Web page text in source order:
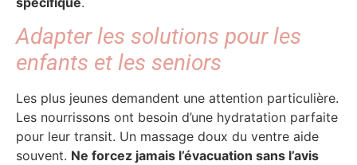
Adapter les solutions pour les
enfants et les seniors
Les plus jeunes demandent une attention particulière.
Les nourrissons ont besoin d’une hydratation parfaite
pour leur transit. Un massage doux du ventre aide
souvent. Ne forcez jamais l’évacuation sans l’avis